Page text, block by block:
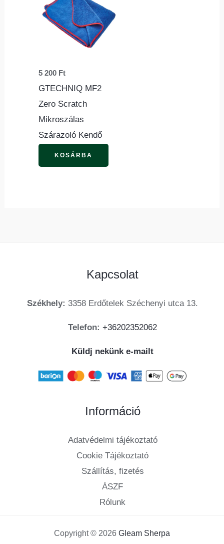
5 200 Ft
GTECHNIQ MF2
Zero Scratch
Mikroszálas
Szárazoló Kendő
KOSÁRBA
Kapcsolat
Székhely: 3358 Erdőtelek Széchenyi utca 13.
Telefon: +36202352062
Küldj nekünk e-mailt
Információ
Adatvédelmi tájékoztató
Cookie Tájékoztató
Szállítás, fizetés
ÁSZF
Rólunk
Copyright © 2026 Gleam Sherpa